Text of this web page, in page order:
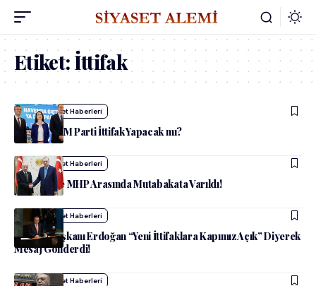
Etiket:İttifak
admin Siyaset Haberleri
CHP İle DEM Parti İttifak Yapacak mı?
admin Siyaset Haberleri
AK Parti İle MHP Arasında Mutabakata Varıldı!
admin Siyaset Haberleri
Cumhurbaşkanı Erdoğan “Yeni İttifaklara Kapımız Açık” Diyerek
Mesaj Gönderdi!
admin Siyaset Haberleri